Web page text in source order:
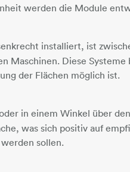
werden die Module
installiert, ist
Maschinen. Diese
der Flächen möglich ist.
in einem Winkel über
was sich positiv auf
sollen.